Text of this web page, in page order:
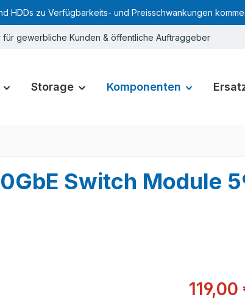
HDDs zu Verfügbarkeits- und Preisschwankungen
für gewerbliche Kunden & öffentliche Auftraggeber
Storage Komponenten
Switch Module
119,00